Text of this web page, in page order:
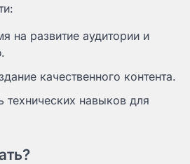
на развитие аудитории и
качественного контента.
технических навыков для